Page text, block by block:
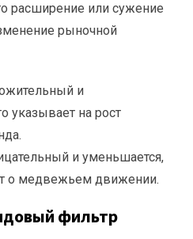
расширение или сужение
рыночной
и
указывает на рост
и уменьшается,
о медвежьем движении.
фильтр